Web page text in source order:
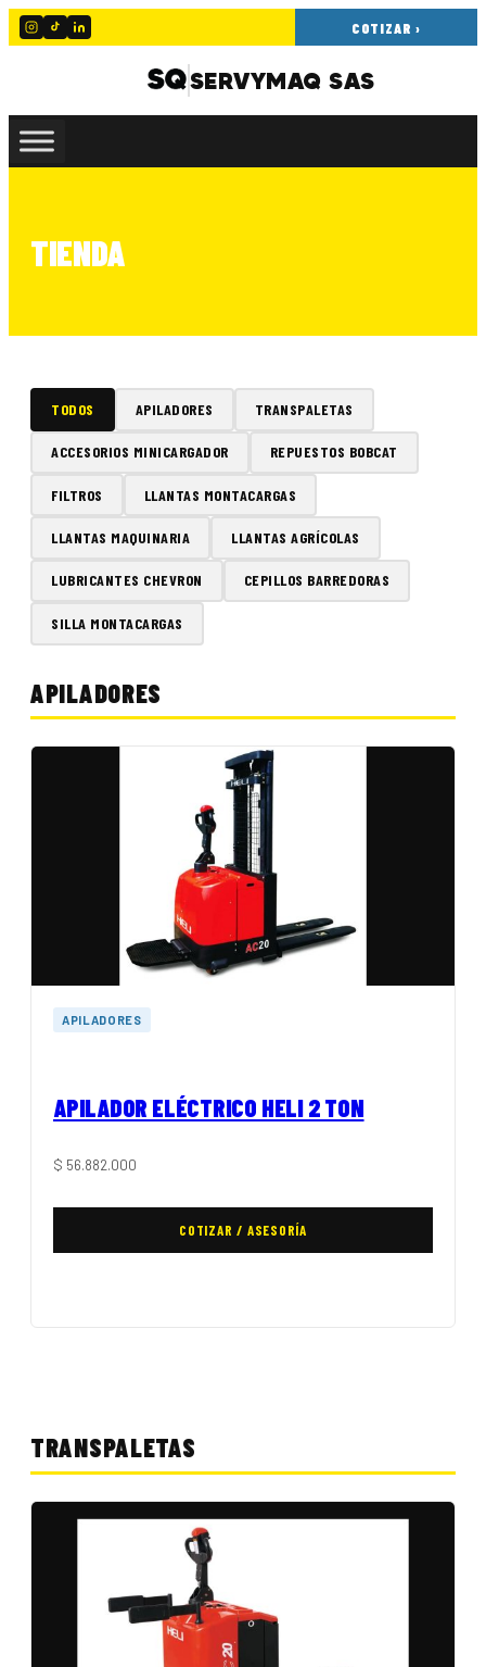
SERVYMAQ SAS
COTIZAR ›
TIENDA
TODOS APILADORES TRANSPALETAS
ACCESORIOS MINICARGADOR REPUESTOS BOBCAT
FILTROS LLANTAS MONTACARGAS
LLANTAS MAQUINARIA LLANTAS AGRÍCOLAS
LUBRICANTES CHEVRON CEPILLOS BARREDORAS
SILLA MONTACARGAS
APILADORES
APILADORES
APILADOR ELÉCTRICO HELI 2 TON
$ 56.882.000
COTIZAR / ASESORÍA
TRANSPALETAS